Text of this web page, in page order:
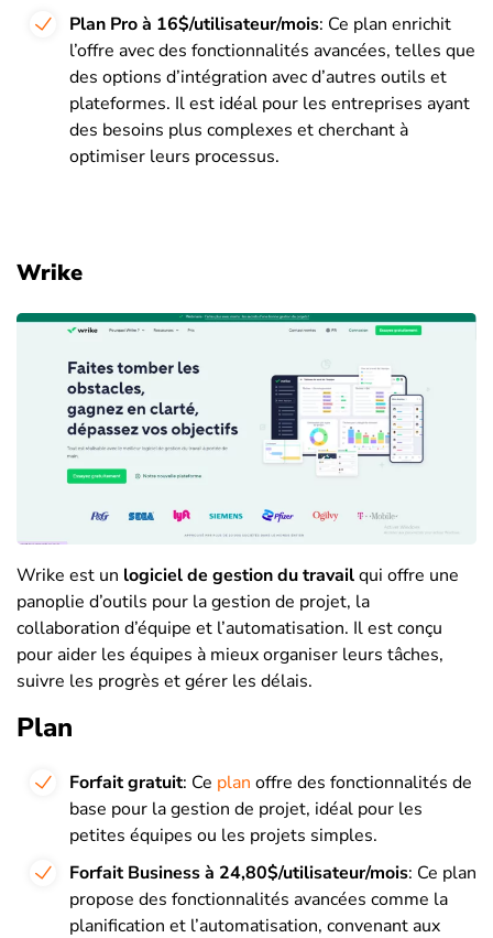
Plan Pro à 16$/utilisateur/mois: Ce plan enrichit
l’offre avec des fonctionnalités avancées, telles que
des options d’intégration avec d’autres outils et
plateformes. Il est idéal pour les entreprises ayant
des besoins plus complexes et cherchant à
optimiser leurs processus.
Wrike
Wrike est un logiciel de gestion du travailqui offre une
panoplie d’outils pour la gestion de projet, la
collaboration d’équipe et l’automatisation. Il est conçu
pour aider les équipes à mieux organiser leurs tâches,
suivre les progrès et gérer les délais.
Plan
Forfait gratuit: Ce plan offre des fonctionnalités de
base pour la gestion de projet, idéal pour les
petites équipes ou les projets simples.
Forfait Business à 24,80$/utilisateur/mois: Ce plan
propose des fonctionnalités avancées comme la
planification et l’automatisation, convenant aux